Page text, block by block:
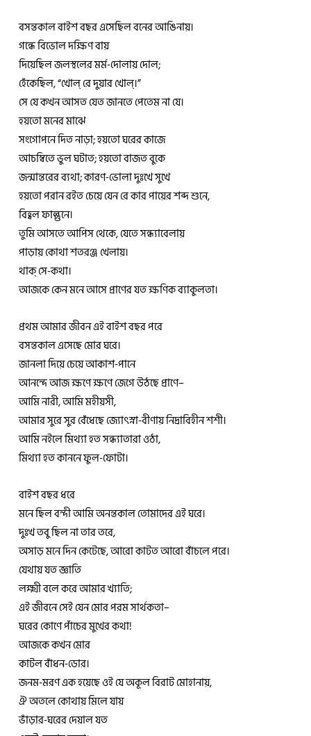
বসন্তকাল বাইশ বছর এসেছিল বনের আঙিনায়।
গন্ধে বিভোল দক্ষিণ বায়
দিয়েছিল জলস্থলের মর্ম-দোলায় দোল;
হেঁকেছিল, “খোল্‌ রে দুয়ার খোল্‌।”
সে যে কখন আসত যেত জানতে পেতেম না যে।
হয়তো মনের মাঝে
সংগোপনে দিত নাড়া; হয়তো ঘরের কাজে
আচম্বিতে ভুল ঘটাত; হয়তো বাজত বুকে
জন্মান্তরের ব্যথা; কারণ-ভোলা দুঃখে সুখে
হয়তো পরান রইত চেয়ে যেন রে কার পায়ের শব্দ শুনে,
বিহ্বল ফাল্গুনে।
তুমি আসতে আপিস থেকে, যেতে সন্ধ্যাবেলায়
পাড়ায় কোথা শতরঞ্জ খেলায়।
থাক্‌ সে-কথা।
আজকে কেন মনে আসে প্রাণের যত ক্ষণিক ব্যাকুলতা।
প্রথম আমার জীবন এই বাইশ বছর পরে
বসন্তকাল এসেছে মোর ঘরে।
জানলা দিয়ে চেয়ে আকাশ-পানে
আনন্দে আজ ক্ষণে ক্ষণে জেগে উঠছে প্রাণে–
আমি নারী, আমি মহীয়সী,
আমার সুরে সুর বেঁধেছে জ্যোৎস্না-বীণায় নিদ্রাবিহীন শশী।
আমি নইলে মিথ্যা হত সন্ধ্যাতারা ওঠা,
মিথ্যা হত কাননে ফুল-ফোটা।
বাইশ বছর ধরে
মনে ছিল বন্দী আমি অনন্তকাল তোমাদের এই ঘরে।
দুঃখ তবু ছিল না তার তরে,
অসাড় মনে দিন কেটেছে, আরো কাটত আরো বাঁচলে পরে।
যেথায় যত জ্ঞাতি
লক্ষ্মী বলে করে আমার খ্যাতি;
এই জীবনে সেই যেন মোর পরম সার্থকতা–
ঘরের কোণে পাঁচের মুখের কথা!
আজকে কখন মোর
কাটল বাঁধন-ডোর।
জনম-মরণ এক হয়েছে ওই যে অকূল বিরাট মোহানায়,
ঐ অতলে কোথায় মিলে যায়
ভাঁড়ার-ঘরের দেয়াল যত